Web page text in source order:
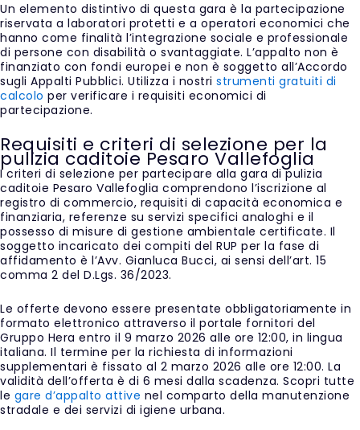
Un elemento distintivo di questa gara è la partecipazione
riservata a laboratori protetti e a operatori economici che
hanno come finalità l’integrazione sociale e professionale
di persone con disabilità o svantaggiate. L’appalto non è
finanziato con fondi europei e non è soggetto all’Accordo
sugli Appalti Pubblici. Utilizza i nostri strumenti gratuiti di
calcolo per verificare i requisiti economici di
partecipazione.
Requisiti e criteri di selezione per la
pulizia caditoie Pesaro Vallefoglia
I criteri di selezione per partecipare alla gara di pulizia
caditoie Pesaro Vallefoglia comprendono l’iscrizione al
registro di commercio, requisiti di capacità economica e
finanziaria, referenze su servizi specifici analoghi e il
possesso di misure di gestione ambientale certificate. Il
soggetto incaricato dei compiti del RUP per la fase di
affidamento è l’Avv. Gianluca Bucci, ai sensi dell’art. 15
comma 2 del D.Lgs. 36/2023.
Le offerte devono essere presentate obbligatoriamente in
formato elettronico attraverso il portale fornitori del
Gruppo Hera entro il 9 marzo 2026 alle ore 12:00, in lingua
italiana. Il termine per la richiesta di informazioni
supplementari è fissato al 2 marzo 2026 alle ore 12:00. La
validità dell’offerta è di 6 mesi dalla scadenza. Scopri tutte
le gare d’appalto attive nel comparto della manutenzione
stradale e dei servizi di igiene urbana.